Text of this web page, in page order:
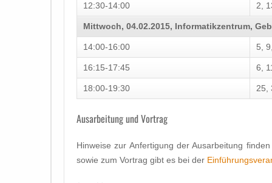
12:30-14:00 2,
Mittwoch, 04.02.2015, Informatikzentrum,
14:00-16:00 5,
16:15-17:45 6,
18:00-19:30 25,
Ausarbeitung und Vortrag
Hinweise zur Anfertigung der Ausarbeitung
sowie zum Vortrag gibt es bei der